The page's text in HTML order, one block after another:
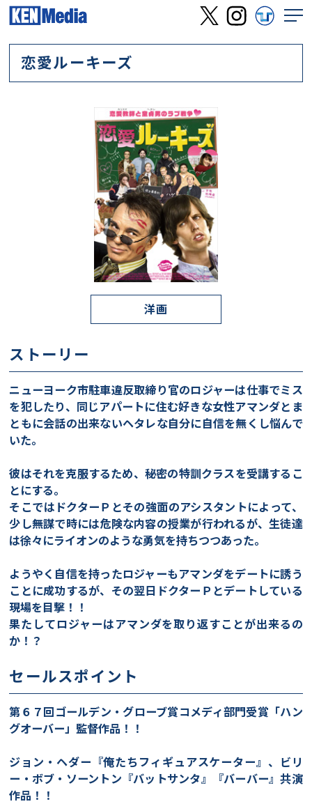
恋愛ルーキーズ
洋画
ストーリー
ニューヨーク市駐車違反取締り官のロジャーは仕事でミス
を犯したり、同じアパートに住む好きな女性アマンダとま
ともに会話の出来ないヘタレな自分に自信を無くし悩んで
いた。
彼はそれを克服するため、秘密の特訓クラスを受講するこ
とにする。
そこではドクターＰとその強面のアシスタントによって、
少し無謀で時には危険な内容の授業が行われるが、生徒達
は徐々にライオンのような勇気を持ちつつあった。
ようやく自信を持ったロジャーもアマンダをデートに誘う
ことに成功するが、その翌日ドクターＰとデートしている
現場を目撃！！
果たしてロジャーはアマンダを取り返すことが出来るの
か！？
セールスポイント
第６７回ゴールデン・グローブ賞コメディ部門受賞「ハン
グオーバー」監督作品！！
ジョン・ヘダー『俺たちフィギュアスケーター』、ビリ
ー・ボブ・ソーントン『バットサンタ』『バーバー』共演
作品！！